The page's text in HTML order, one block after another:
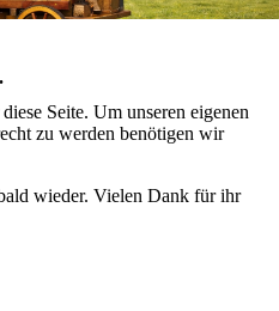
Seite. Um unseren eigenen
zu werden benötigen wir
wieder. Vielen Dank für ihr